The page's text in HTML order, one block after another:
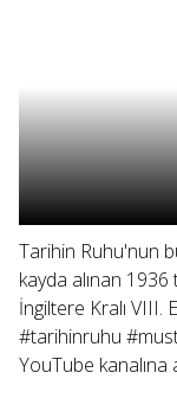
Tarihin Ruhu'nun
kayda alınan
İngiltere Kralı VIII.
#tarihinruhu
YouTube kanalına